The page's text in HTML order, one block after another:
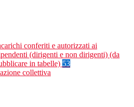
conferiti e autorizzati ai
(dirigenti e non dirigenti) (da
in tabelle) 53
collettiva